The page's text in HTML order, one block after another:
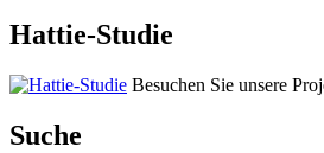
Hattie-Studie
Besuchen Sie unsere
Suche